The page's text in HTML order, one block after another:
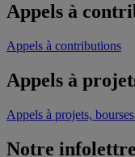
Appels à
Appels à contributions
Appels à
Appels à projets,
Notre infolettre